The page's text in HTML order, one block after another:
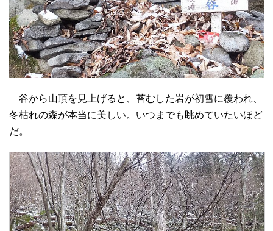
谷から山頂を見上げると、苔むした岩が初雪に覆われ、
冬枯れの森が本当に美しい。いつまでも眺めていたいほど
だ。